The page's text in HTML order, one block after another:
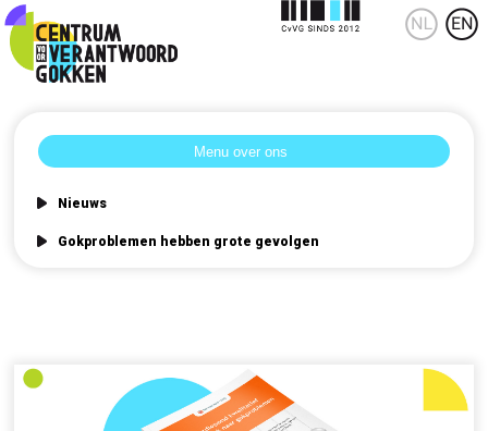
Nieuws
Gokproblemen hebben grote gevolgen